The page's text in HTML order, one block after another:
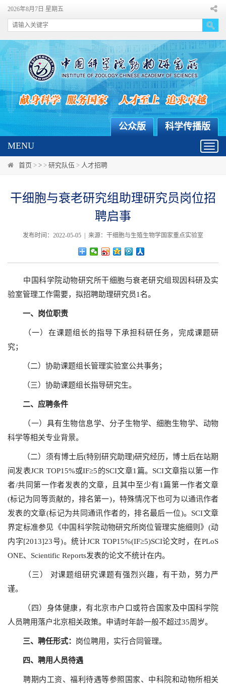
2026年8月7日 星期五
科学传播版
公众版
MENU
首页 > > > 研究队伍 > 人才招聘
干细胞与衰老研究组助理研究员岗位招
聘启事
发布时间：2022-05-05 | 来源：干细胞与生殖生物学国家重点实验室
中国科学院动物研究所干细胞与衰老研究组现因科研及实
验室管理工作需要，拟招聘助理研究员1名。
一、岗位职责
（一）在课题组长的指导下承担科研任务，完成课题研
究；
（二）协助课题组长管理实验室公共事务；
（三）协助课题组长指导研究生。
二、应聘条件
（一）具有生物信息学、分子生物学、细胞生物学、动物
科学等相关专业背景。
（二）须有博士后(特别研究助理)研究经历，博士后在站期
间发表JCR TOP15%或IF≥5的SCI文章1篇。SCI文章指以第一作
者/共同第一作者发表的文章，且其中至少有1篇第一作者文章
(标记为同等贡献的，排名第一)，特殊情况下也可为以通讯作者
发表的文章(标记为共同通讯作者的，排名最后一位)。SCI文章
界定标准参见《中国科学院动物研究所岗位管理实施细则》(动
内字[2013]23号)。统计JCR TOP15%(IF≥5)SCI论文时，在PLoS
ONE、Scientific Reports发表的论文不统计在内。
（三） 对课题组研究课题有强烈兴趣，有干劲，努力严
谨。
（四）身体健康，有北京市户口或符合国家及中国科学院
人员聘用落户北京相关政策。申请时年龄一般不超过35周岁。
三、聘任形式： 岗位聘用，实行合同管理。
四、聘用人员待遇
聘期内工资、福利待遇等参照国家、中科院和动物所相关